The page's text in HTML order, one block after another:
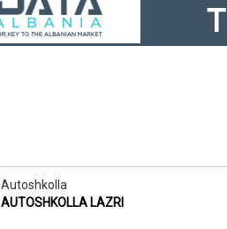
Autoshkolla
AUTOSHKOLLA LAZRI